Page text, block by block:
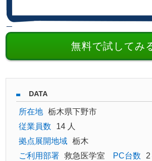
無料で試してみ
DATA
所在地
栃木県下野市
従業員数
14 人
拠点展開地域
栃木
ご利用部署
救急医学室 PC台数
2